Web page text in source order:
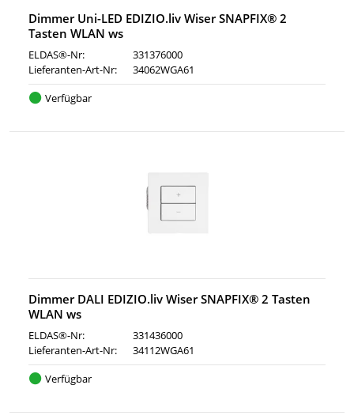
Dimmer Uni-LED EDIZIO.liv Wiser SNAPFIX® 2
Tasten WLAN ws
ELDAS®-Nr:
331376000
Lieferanten-Art-Nr:
34062WGA61
Verfügbar
Dimmer DALI EDIZIO.liv Wiser SNAPFIX® 2 Tasten
WLAN ws
ELDAS®-Nr:
331436000
Lieferanten-Art-Nr:
34112WGA61
Verfügbar